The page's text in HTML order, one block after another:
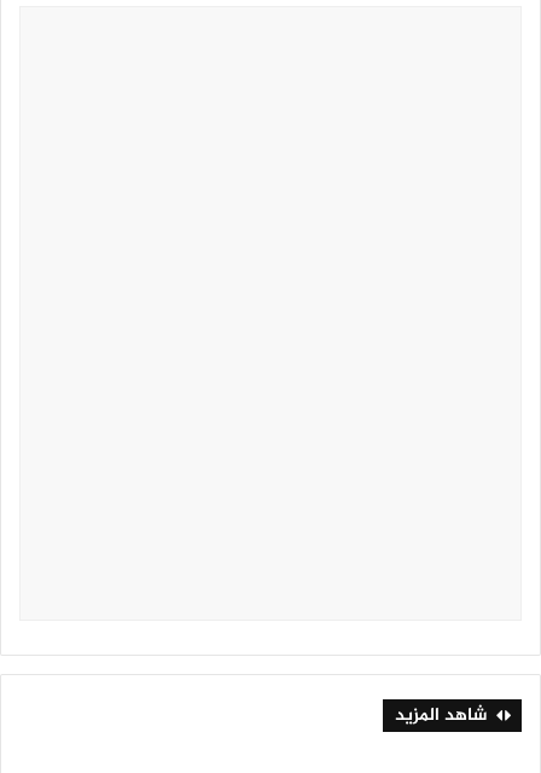
شاهد المزيد